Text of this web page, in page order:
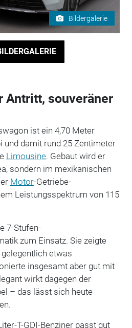
Bildergalerie
Antritt, souveräner
ist ein 4,70 Meter
und damit rund 25 Zentimeter
Limousine. Gebaut wird er
sondern im mexikanischen
Motor-Getriebe-
Leistungsspektrum von 115
7-Stufen-
zum Einsatz. Sie zeigte
etwas
insgesamt aber gut mit
wirkt dagegen der
– das lässt sich heute
T-GDI-Benziner passt gut